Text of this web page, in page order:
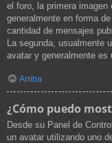
el foro, la primera
generalmente en forma
cantidad de mensajes
La segunda, usualmente
avatar y generalmente es
Arriba
¿Cómo puedo
Desde su Panel de
un avatar utilizando uno